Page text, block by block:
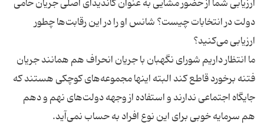
ارزیابی شما از حضور مشایی به عنوان كاندیدای اصلی جریان حامی
دولت در انتخابات چیست؟ شانس او را در این رقابت‌ها چطور
ما انتظار داریم شورای نگهبان با جریان انحراف هم همانند جریان
فتنه برخورد قاطع كند البته اینها مجموعه‌های كوچكی هستند كه
جایگاه اجتماعی ندارند و استفاده از وجهه دولت‌های نهم و دهم